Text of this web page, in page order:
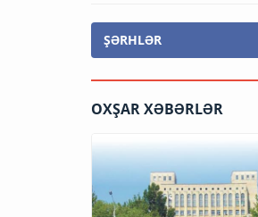
ŞƏRHLƏR
OXŞAR XƏBƏRLƏR